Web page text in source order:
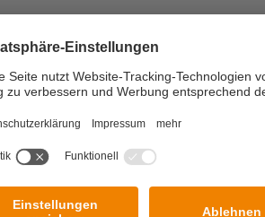
Hintergrund
Lösung basiert auf einem Netzwerk
und dem sogenannten „Distributed
Kontobuch“) ist ein
im digitalen Zahlungsverkehr
ohne dass es – im Gegensatz